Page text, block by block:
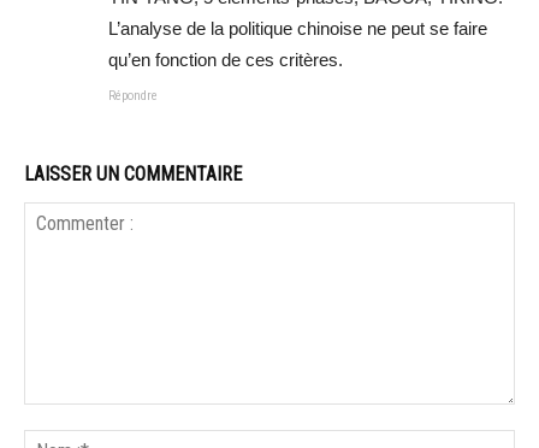
L’analyse de la politique chinoise ne peut se faire
qu’en fonction de ces critères.
Répondre
LAISSER UN COMMENTAIRE